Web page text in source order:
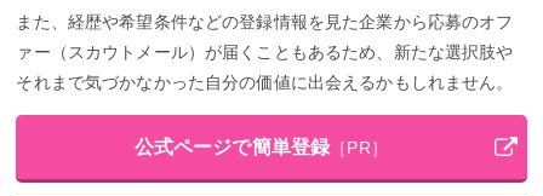
また、経歴や希望条件などの登録情報を見た企業から応募のオフ
ァー（スカウトメール）が届くこともあるため、新たな選択肢や
それまで気づかなかった自分の価値に出会えるかもしれません。
公式ページで簡単登録 ［PR］